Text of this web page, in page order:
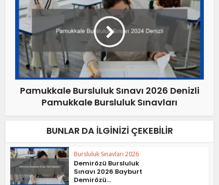
Pamukkale Bursluluk Sınavı 2026 Denizli
Pamukkale Bursluluk Sınavları
BUNLAR DA İLGINIZI ÇEKEBILIR
Bursluluk Sınavları 2026
Demirözü Bursluluk
Sınavı 2026 Bayburt
Demirözü...